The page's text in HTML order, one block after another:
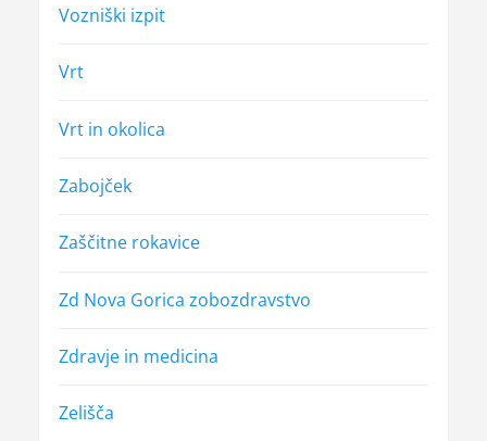
Vozniški izpit
Vrt
Vrt in okolica
Zabojček
Zaščitne rokavice
Zd Nova Gorica zobozdravstvo
Zdravje in medicina
Zelišča